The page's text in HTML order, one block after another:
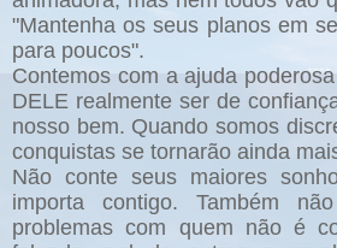
"Mantenha os seus planos em
para poucos".
Contemos com a ajuda
DELE realmente ser de
nosso bem. Quando somos
conquistas se tornarão ainda
Não conte seus maiores
importa contigo. Também
problemas com quem não é